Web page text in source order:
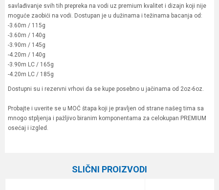
savlađivanje svih tih prepreka na vodi uz premium kvalitet i dizajn koji nije
moguće zaobići na vodi. Dostupan je u dužinama i težinama bacanja od:
-3.60m / 115g
-3.60m / 140g
-3.90m / 145g
-4.20m / 140g
-3.90m LC / 165g
-4.20m LC / 185g
Dostupni su i rezervni vrhovi da se kupe posebno u jačinama od 2oz-6oz.
Probajte i uverite se u MOĆ štapa koji je pravljen od strane našeg tima sa
mnogo stpljenja i pažljivo biranim komponentama za celokupan PREMIUM
osećaj i izgled.
SLIČNI PROIZVODI